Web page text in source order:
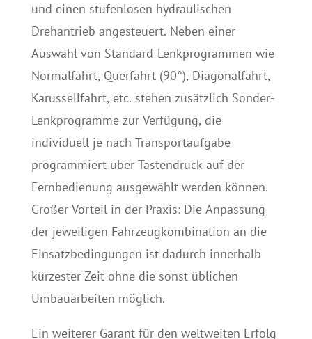
und einen stufenlosen hydraulischen
Drehantrieb angesteuert. Neben einer
Auswahl von Standard-Lenkprogrammen wie
Normalfahrt, Querfahrt (90°), Diagonalfahrt,
Karussellfahrt, etc. stehen zusätzlich Sonder-
Lenkprogramme zur Verfügung, die
individuell je nach Transportaufgabe
programmiert über Tastendruck auf der
Fernbedienung ausgewählt werden können.
Großer Vorteil in der Praxis: Die Anpassung
der jeweiligen Fahrzeugkombination an die
Einsatzbedingungen ist dadurch innerhalb
kürzester Zeit ohne die sonst üblichen
Umbauarbeiten möglich.
Ein weiterer Garant für den weltweiten Erfolg